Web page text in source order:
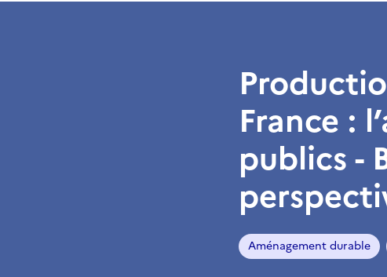
France :
publics -
Aménagement durable